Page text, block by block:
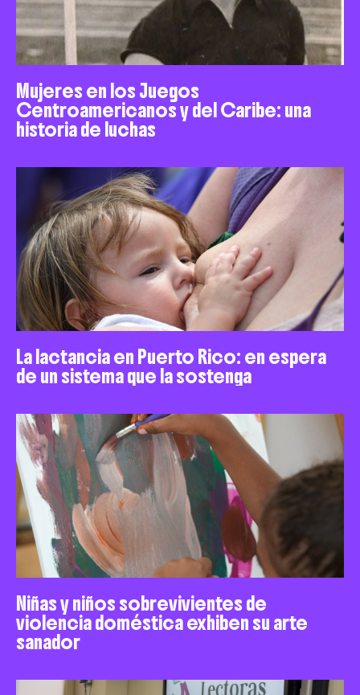
Mujeres en los Juegos
Centroamericanos y del Caribe: una
historia de luchas
La lactancia en Puerto Rico: en espera
de un sistema que la sostenga
Niñas y niños sobrevivientes de
violencia doméstica exhiben su arte
sanador